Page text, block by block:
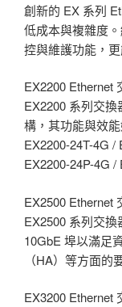
創新的 EX 系列
低成本與複雜度
控與維護功能，
EX2200 Ethernet
EX2200 系列交
構，其功能與效
EX2200-24T-4G /
EX2200-24P-4G /
EX2500 Ethernet
EX2500 系列交
10GbE 埠以滿足
（HA）等方面的
EX3200 Ethernet